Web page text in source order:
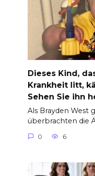
Dieses Kind,
Krankheit litt,
Sehen Sie ihn
Als Brayden West
überbrachten die
0 6